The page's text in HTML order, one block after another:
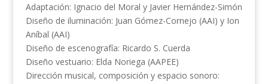
Adaptación: Ignacio del Moral y Javier Hernández-Simón
Diseño de iluminación: Juan Gómez-Cornejo (AAI) y Ion
Aníbal (AAI)
Diseño de escenografía: Ricardo S. Cuerda
Diseño vestuario: Elda Noriega (AAPEE)
Dirección musical, composición y espacio sonoro: